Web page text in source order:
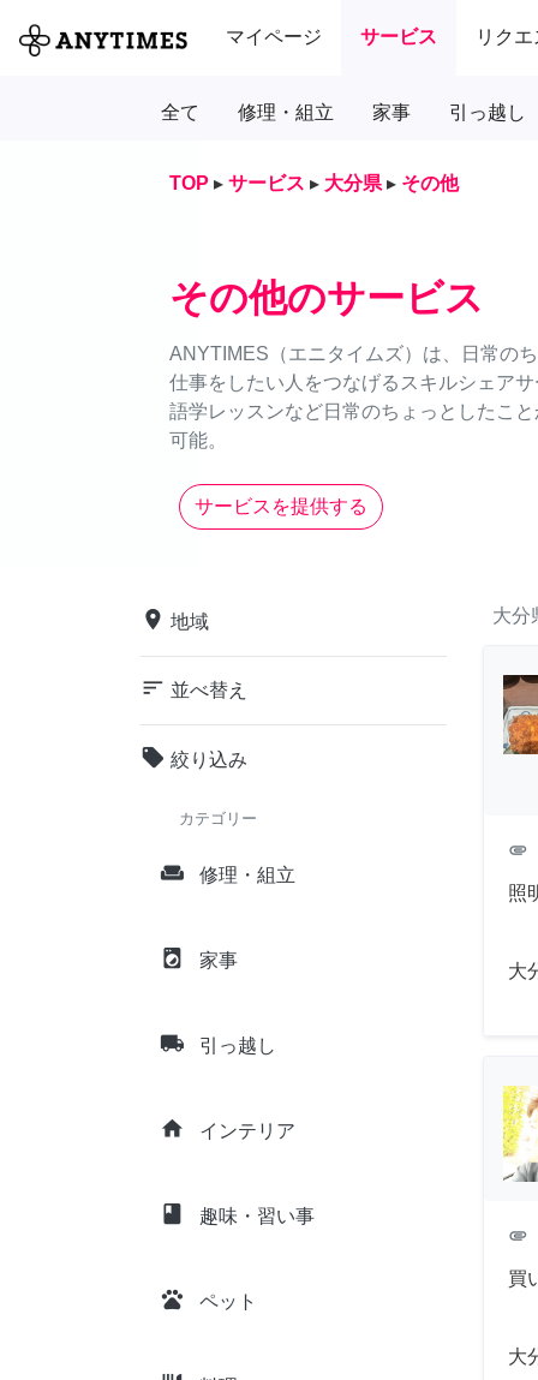
マイページ サービス リクエ
全て 修理・組立 家事 引っ越し
TOP ▸ サービス ▸ 大分県 ▸ その他
その他のサービス
ANYTIMES（エニタイムズ）は、日常の
仕事をしたい人をつなげるスキルシェア
語学レッスンなど日常のちょっとしたこ
可能。
サービスを提供する
place 地域
sort 並べ替え
local_offer 絞り込み
カテゴリー
weekend 修理・組立
local_laundry_service 家事
local_shipping 引っ越し
home インテリア
class 趣味・習い事
pets ペット
大分
attachment
照
大
attachment
買
大